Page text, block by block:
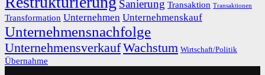
Sanierung Transaktion Transaktionen
Transformation Unternehmen Unternehmenskauf
Unternehmensnachfolge
UnternehmensverkaufWachstum Wirtschaft/Politik
Übernahme